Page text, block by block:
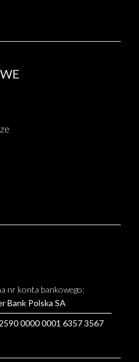
nr konta bankowego:
Bank Polska SA
0000 0001 6357 3567